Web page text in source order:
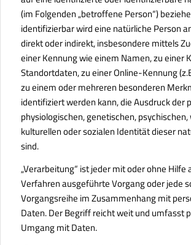
(im Folgenden „betroffene Person“)
identifizierbar wird eine natürliche Person
direkt oder indirekt, insbesondere mittels
einer Kennung wie einem Namen, zu einer
Standortdaten, zu einer Online-Kennung
zu einem oder mehreren besonderen
identifiziert werden kann, die Ausdruck der
physiologischen, genetischen,
kulturellen oder sozialen Identität dieser
sind.
„Verarbeitung“ ist jeder mit oder ohne
Verfahren ausgeführte Vorgang oder jede
Vorgangsreihe im Zusammenhang mit
Daten. Der Begriff reicht weit und umfasst
Umgang mit Daten.